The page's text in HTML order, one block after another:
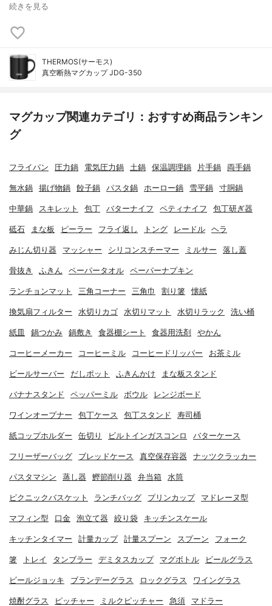
続きを見る
THERMOS(サーモス)
真空断熱マグカップ JDG-350
マグカップ関連カテゴリ：おすすめ商品ランキン
グ
フライパン 圧力鍋 電気圧力鍋 土鍋 保温調理鍋 片手鍋 両手鍋
無水鍋 揚げ物鍋 餃子鍋 パスタ鍋 ホーロー鍋 雪平鍋 寸胴鍋
中華鍋 スキレット 包丁 バターナイフ ペティナイフ 包丁研ぎ器
砥石 まな板 ピーラー フライ返し トング レードル ヘラ
みじん切り器 マッシャー シリコンスチーマー ミルサー 落し蓋
骨抜き ふきん ペーパータオル ペーパーナプキン
ランチョンマット 三角コーナー 三角巾 割り箸 懐紙
換気扇フィルター 水切りカゴ 水切りマット 水切りラック 洗い桶
紙皿 鍋つかみ 鍋敷き 食器棚シート 食器用洗剤 やかん
コーヒーメーカー コーヒーミル コーヒードリッパー お茶ミル
ビールサーバー だしポット ふきんかけ まな板スタンド
バナナスタンド ペッパーミル ボウル レンジボード
ワインオープナー 包丁ケース 包丁スタンド 寿司桶
紙コップホルダー 缶切り ビルトインガスコンロ バターケース
フリーザーバッグ ブレッドケース 真空保存容器 ナッツクラッカー
パスタマシン 蒸し器 鰹節削り器 弁当箱 水筒
ピクニックバスケット ランチバッグ プリンカップ マドレーヌ型
マフィン型 口金 泡立て器 絞り袋 キッチンスケール
キッチンタイマー 計量カップ 計量スプーン スプーン フォーク
箸 トレイ タンブラー デミタスカップ マグボトル ビールグラス
ビールジョッキ ブランデーグラス ロックグラス ワイングラス
焼酎グラス ピッチャー ミルクピッチャー 急須 マドラー